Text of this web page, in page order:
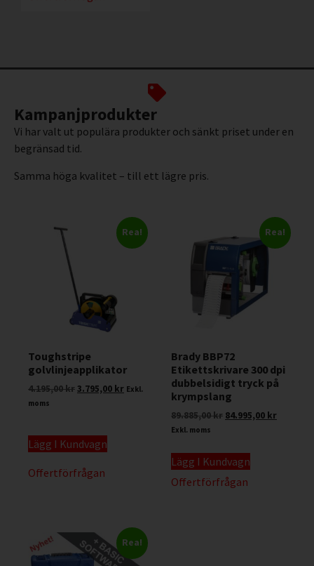
Kampanjprodukter
Vi har valt ut populära produkter och sänkt priset under en
begränsad tid.
Samma höga kvalitet – till ett lägre pris.
Rea!
Toughstripe
golvlinjeapplikator
4.195,00kr3.795,00 kr Exkl.
moms
Lägg I Kundvagn
Offertförfrågan
Rea!
Brady BBP72
Etikettskrivare 300 dpi
dubbelsidigt tryck på
krympslang
89.885,00kr 84.995,00 kr
Exkl. moms
Lägg I Kundvagn
Offertförfrågan
Rea!